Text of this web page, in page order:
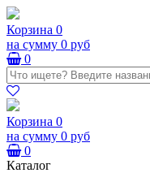
Корзина 0
на сумму 0 руб
0
Корзина 0
на сумму 0 руб
0
Каталог